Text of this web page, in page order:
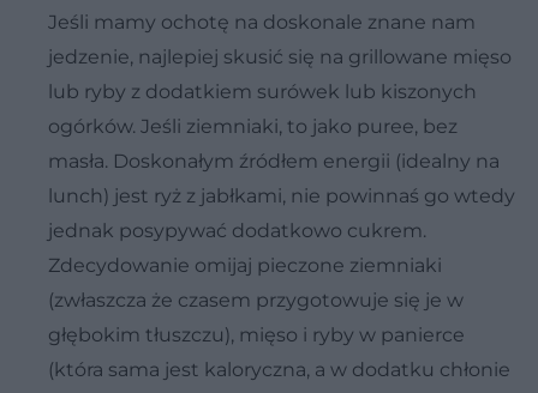
Jeśli mamy ochotę na doskonale znane nam
jedzenie, najlepiej skusić się na grillowane mięso
lub ryby z dodatkiem surówek lub kiszonych
ogórków. Jeśli ziemniaki, to jako puree, bez
masła. Doskonałym źródłem energii (idealny na
lunch) jest ryż z jabłkami, nie powinnaś go wtedy
jednak posypywać dodatkowo cukrem.
Zdecydowanie omijaj pieczone ziemniaki
(zwłaszcza że czasem przygotowuje się je w
głębokim tłuszczu), mięso i ryby w panierce
(która sama jest kaloryczna, a w dodatku chłonie